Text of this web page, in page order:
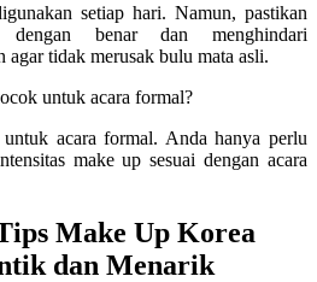
setiap hari. Namun, pastikan
dengan benar dan menghindari
agar tidak merusak bulu mata asli.
untuk acara formal?
acara formal. Anda hanya perlu
make up sesuai dengan acara
Make Up Korea
dan Menarik